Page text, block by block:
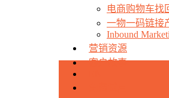
电商购物车找
一物一码链接
Inbound
营销资源
客户故事